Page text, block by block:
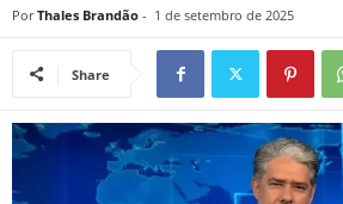
Por Thales Brandão - 1 de setembro de 2025
Share